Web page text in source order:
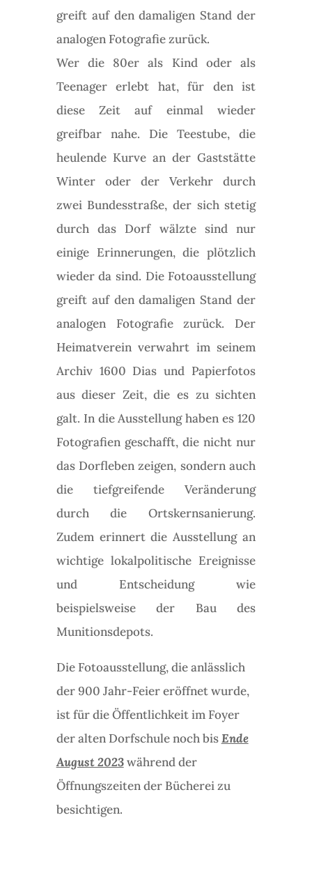
greift auf den damaligen Stand der
analogen Fotografie zurück.
Wer die 80er als Kind oder als
Teenager erlebt hat, für den ist
diese Zeit auf einmal wieder
greifbar nahe. Die Teestube, die
heulende Kurve an der Gaststätte
Winter oder der Verkehr durch
zwei Bundesstraße, der sich stetig
durch das Dorf wälzte sind nur
einige Erinnerungen, die plötzlich
wieder da sind. Die Fotoausstellung
greift auf den damaligen Stand der
analogen Fotografie zurück. Der
Heimatverein verwahrt im seinem
Archiv 1600 Dias und Papierfotos
aus dieser Zeit, die es zu sichten
galt. In die Ausstellung haben es 120
Fotografien geschafft, die nicht nur
das Dorfleben zeigen, sondern auch
die tiefgreifende Veränderung
durch die Ortskernsanierung.
Zudem erinnert die Ausstellung an
wichtige lokalpolitische Ereignisse
und Entscheidung wie
beispielsweise der Bau des
Munitionsdepots.
Die Fotoausstellung, die anlässlich
der 900 Jahr-Feier eröffnet wurde,
ist für die Öffentlichkeit im Foyer
der alten Dorfschule noch bisEnde
August 2023während der
Öffnungszeiten der Bücherei zu
besichtigen.